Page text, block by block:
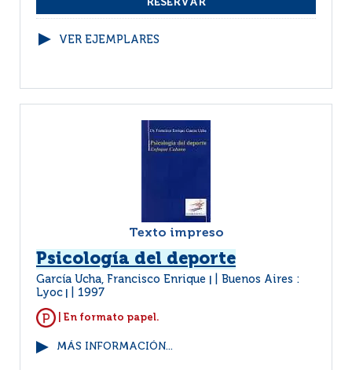
VER EJEMPLARES
Texto impreso
Psicología del deporte
García Ucha, Francisco Enrique
Buenos Aires :
Lyoc
1997
| En formato papel.
MÁS INFORMACIÓN...